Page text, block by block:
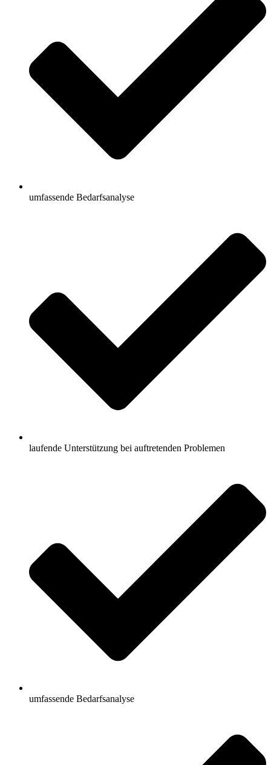
umfassende Bedarfsanalyse
laufende Unterstützung bei auftretenden Problemen
umfassende Bedarfsanalyse